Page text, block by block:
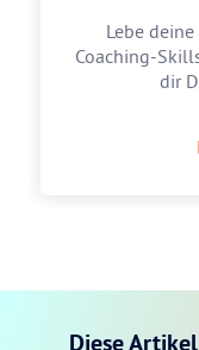
Lebe
Coaching-
dir
Diese